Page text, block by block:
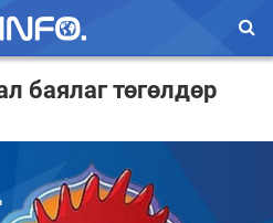
баялаг төгөлдөр